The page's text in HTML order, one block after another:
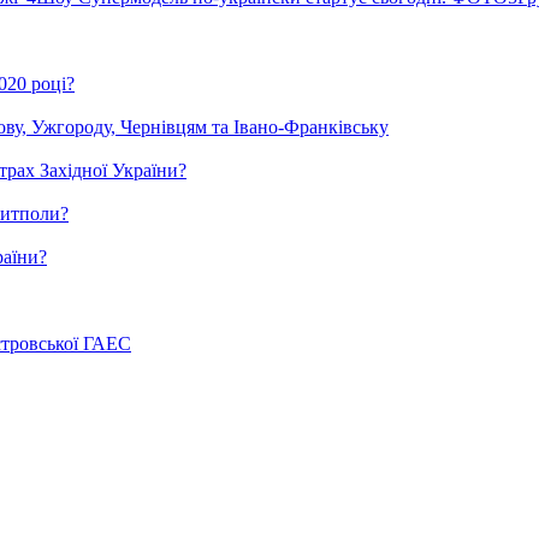
році?
Ужгороду, Чернівцям та Івано-Франківську
Західної України?
ГАЕС